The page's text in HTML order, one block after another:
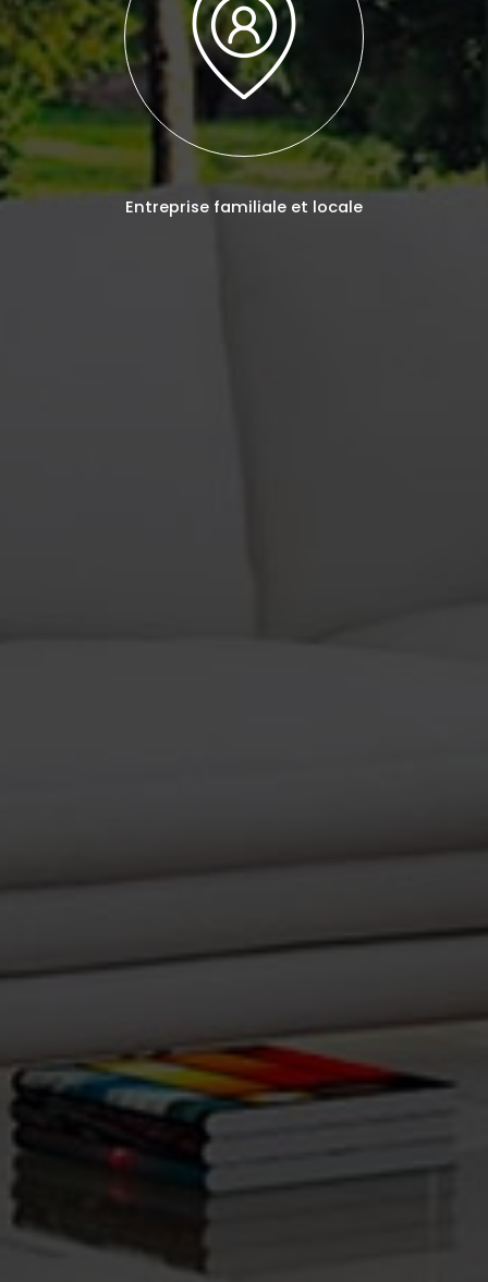
Entreprise familiale et locale